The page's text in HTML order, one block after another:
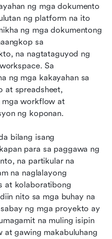
ng mga dokumento
ng platform na ito
ng mga dokumentong
sa
na nagtataguyod ng
Sa
ng mga kakayahan sa
at spreadsheet,
mga workflow at
ng koponan.
bilang isang
para sa paggawa ng
na partikular na
na naglalayong
at kolaboratibong
nito sa mga buhay na
ng mga proyekto ay
na muling isipin
at gawing makabuluhang